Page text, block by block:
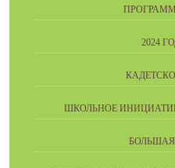
2024
ШКОЛЬНОЕ